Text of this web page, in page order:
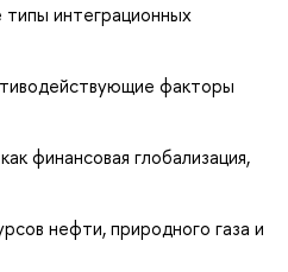
интеграционных
факторы
финансовая глобализация,
нефти, природного газа и